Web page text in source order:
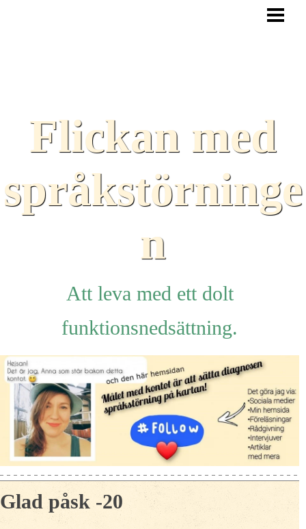
HJÄLPMEDEL
LÄNKAR
Flickan med
språkstörninge
n
Att leva med ett dolt
funktionsnedsättning.
Glad påsk -20